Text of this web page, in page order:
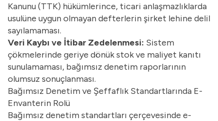
Kanunu(TTK) hükümlerince, ticari anlaşmazlıklarda
usulüne uygun olmayan defterlerin şirket lehine delil
sayılamaması.
Veri Kaybı ve İtibar Zedelenmesi: Sistem
çökmelerinde geriye dönük stok ve maliyet kanıtı
sunulamaması, bağımsız denetim raporlarının
olumsuz sonuçlanması.
Bağımsız Denetim ve Şeffaflık Standartlarında E-
Envanterin Rolü
Bağımsız denetim standartları çerçevesinde e-